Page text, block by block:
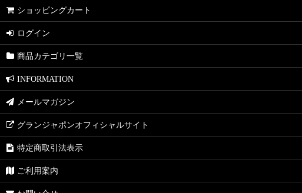
ショッピングカート
ログイン
商品カテゴリ一覧
INFORMATION
メールマガジン
グランジャポンオフィシャルサイト
特定商取引法表示
ご利用案内